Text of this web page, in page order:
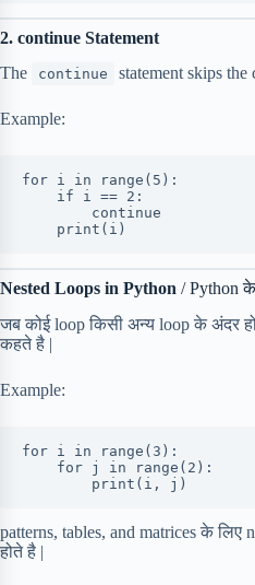
2. continue Statement
The
continue statement skips the
Example:
for i in range(5):
    if i == 2:
        continue
    print(i)
Nested Loops in Python / Python
जब कोई loop किसी अन्य loop के अंदर
कहते है |
Example:
for i in range(3):
    for j in range(2):
        print(i, j)
patterns, tables, and matrices के लिए
होते है |